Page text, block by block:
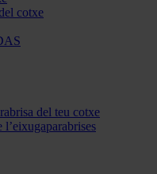
cotxe
del teu cotxe
l’eixugaparabrises